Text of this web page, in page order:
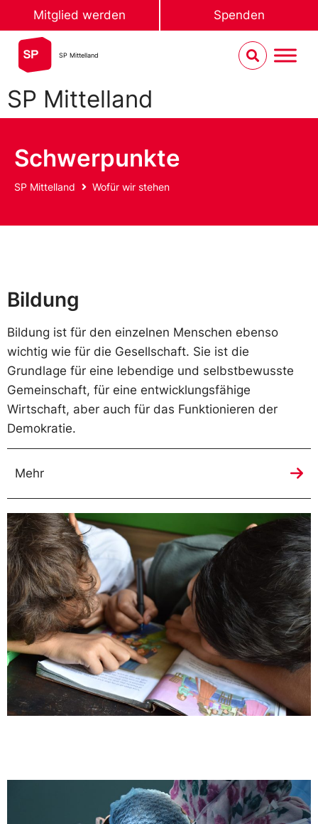
Mitglied werden Spenden
SP Mittelland
SP Mittelland
Schwerpunkte
SP Mittelland Wofür wir stehen
Bildung
Bildung ist für den einzelnen Menschen ebenso
wichtig wie für die Gesellschaft. Sie ist die
Grundlage für eine lebendige und selbstbewusste
Gemeinschaft, für eine entwicklungsfähige
Wirtschaft, aber auch für das Funktionieren der
Demokratie.
Mehr